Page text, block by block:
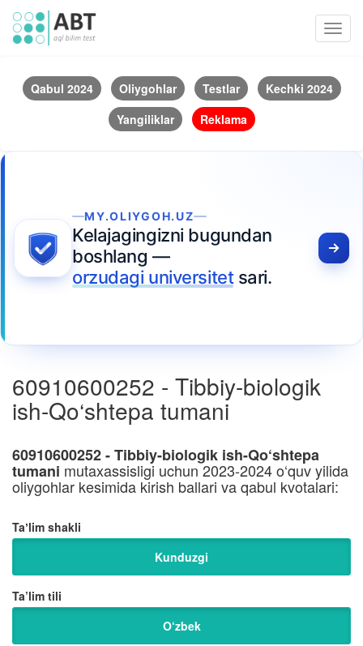
Qabul 2024 Oliygohlar Testlar
Kechki 2024
Yangiliklar
Reklama
MY.OLIYGOH.UZ
Kelajagingizni bugundan
boshlang —
orzudagi universitetsari.
60910600252 - Tibbiy-biologik
ish-Qo‘shtepa tumani
60910600252 - Tibbiy-biologik ish-Qo‘shtepa
tumani mutaxassisligi uchun 2023-2024 o‘quv yilida
oliygohlar kesimida kirish ballari va qabul kvotalari:
Taʼlim shakli
Kunduzgi
Ta’lim tili
O‘zbek